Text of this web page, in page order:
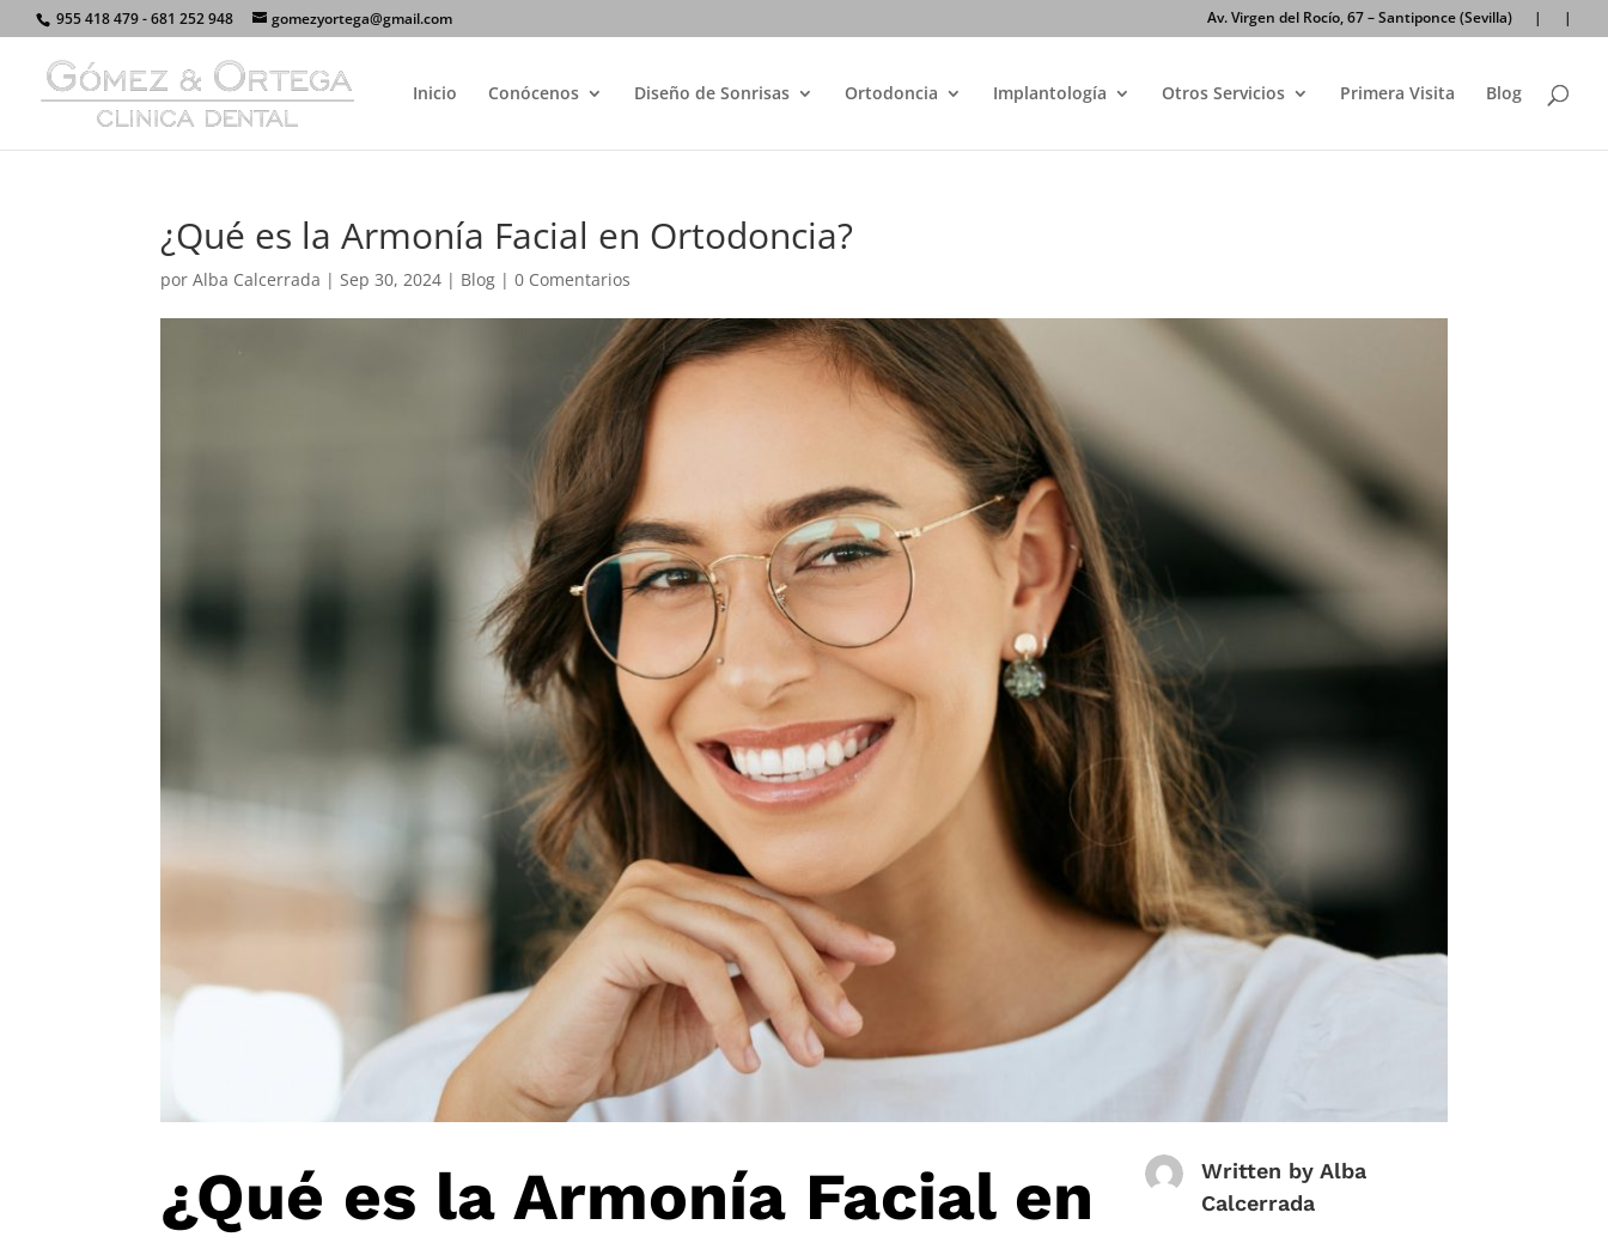
955 418 479 - 681 252 948 gomezyortega@gmail.com Av. Virgen del Rocío, 67 – Santiponce (Sevilla) | |
Inicio Conócenos Diseño de Sonrisas Ortodoncia Implantología Otros Servicios Primera Visita Blog
¿Qué es la Armonía Facial en Ortodoncia?
porAlba Calcerrada |Sep 30, 2024 | Blog |0 Comentarios
¿Qué es la Armonía Facial en
Written byAlba
Calcerrada